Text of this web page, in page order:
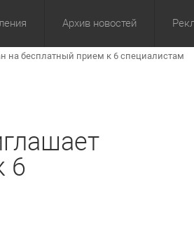
Политика Спорт ЖКХ
Архив новостей
За сутки За 3 дня
на бесплатный прием к 6 специалистам
6